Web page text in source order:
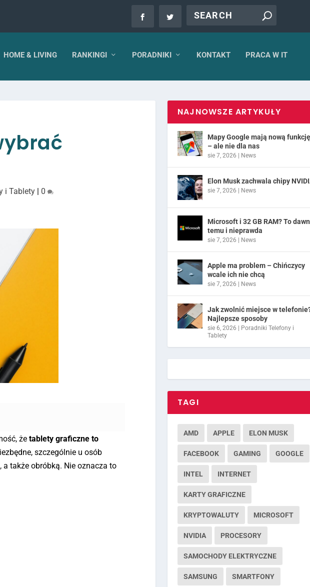
HOME & LIVING RANKINGI PORADNIKI KONTAKT PRACA W IT
i Tablety | 0
żetablety graficzne to
szczególnie u osób
także obróbką. Nie oznacza to
NAJNOWSZE ARTYKUŁY
Mapy Google mają nową funkcję
– ale nie dla nas
sie 7, 2026 | News
Elon Musk zachwala chipy
sie 7, 2026 | News
Microsoft i 32 GB RAM? To
temu i nieprawda
sie 7, 2026 | News
Apple ma problem – Chińczycy
wcale ich nie chcą
sie 7, 2026 | News
Jak zwolnić miejsce w
Najlepsze sposoby
sie 6, 2026 | Poradniki Telefony i
Tablety
TAGI
AMD APPLE ELON MUSK
FACEBOOK GAMING GOOGLE
INTEL INTERNET
KARTY GRAFICZNE
KRYPTOWALUTY MICROSOFT
NVIDIA PROCESORY
SAMOCHODY ELEKTRYCZNE
SAMSUNG SMARTFONY